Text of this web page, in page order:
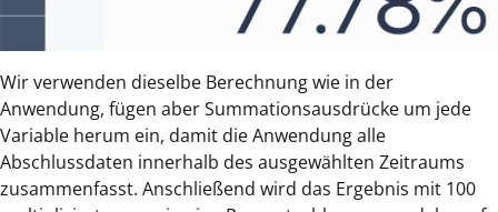
Wir verwenden dieselbe Berechnung wie in der
Anwendung, fügen aber Summationsausdrücke um jede
Variable herum ein, damit die Anwendung alle
Abschlussdaten innerhalb des ausgewählten Zeitraums
zusammenfasst. Anschließend wird das Ergebnis mit 100